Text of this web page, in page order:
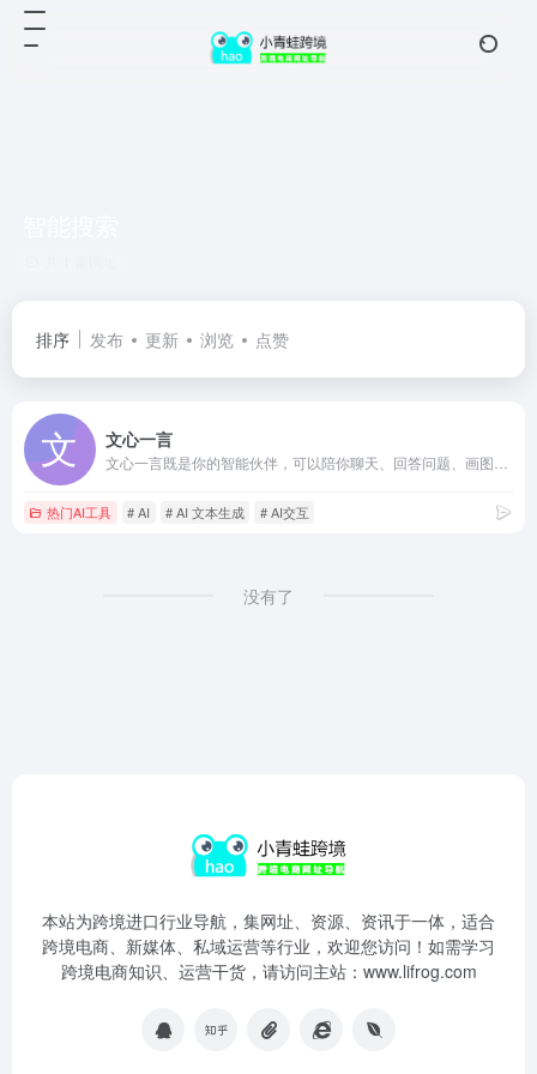
排序 发布 更新 浏览 点赞
文心一言
热门AI工具 # AI # AI 文本生成 # AI交互
没有了
本站为跨境进口行业导航，集网址、资源、资讯于一体，适合
跨境电商、新媒体、私域运营等行业，欢迎您访问！如需学习
跨境电商知识、运营干货，请访问主站：www.lifrog.com